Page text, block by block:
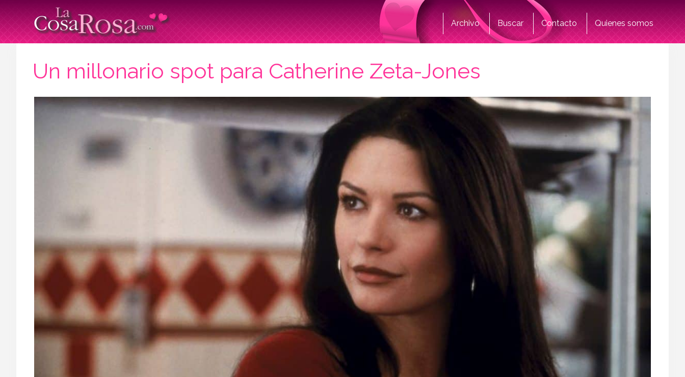
Archivo Buscar Contacto Quienes somos
Un millonario spot para Catherine Zeta-Jones